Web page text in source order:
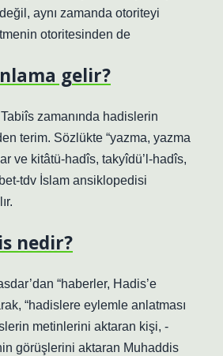
aynı zamanda otoriteyi
otoritesinden de
gelir?
zamanında hadislerin
terim. Sözlükte “yazma, yazma
ve kitâtü-hadîs, takyîdü’l-hadîs,
tdv İslam ansiklopedisi
nedir?
“haberler, Hadis’e
“hadislere eylemle anlatması
metinlerini aktaran kişi, -
görüşlerini aktaran Muhaddis